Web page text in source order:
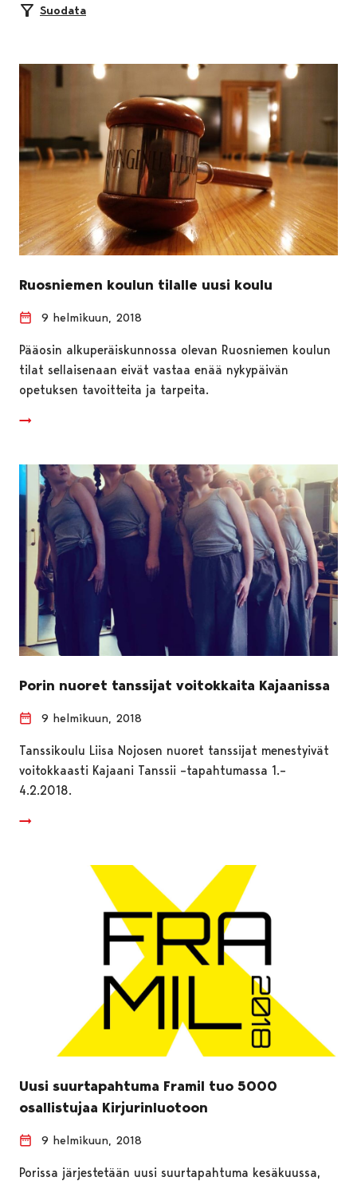
Suodata
Ruosniemen koulun tilalle uusi koulu
9 helmikuun, 2018
Pääosin alkuperäiskunnossa olevan Ruosniemen koulun
tilat sellaisenaan eivät vastaa enää nykypäivän
opetuksen tavoitteita ja tarpeita.
Porin nuoret tanssijat voitokkaita Kajaanissa
9 helmikuun, 2018
Tanssikoulu Liisa Nojosen nuoret tanssijat menestyivät
voitokkaasti Kajaani Tanssii –tapahtumassa 1.–
4.2.2018.
Uusi suurtapahtuma Framil tuo 5000
osallistujaa Kirjurinluotoon
9 helmikuun, 2018
Porissa järjestetään uusi suurtapahtuma kesäkuussa,